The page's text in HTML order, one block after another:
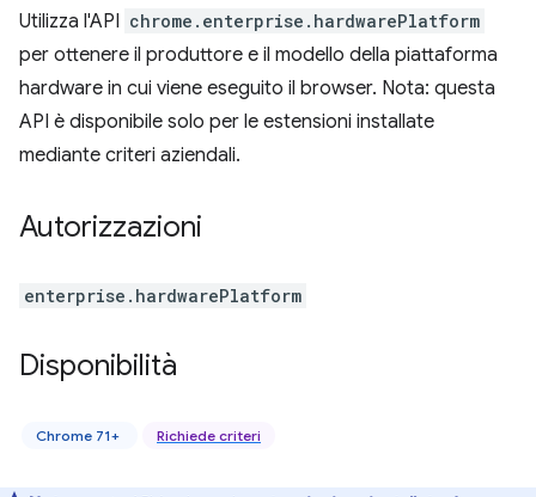
Utilizza l'API chrome.enterprise.hardwarePlatform
per ottenere il produttore e il modello della piattaforma
hardware in cui viene eseguito il browser. Nota: questa
API è disponibile solo per le estensioni installate
mediante criteri aziendali.
Autorizzazioni
enterprise.hardwarePlatform
Disponibilità
Chrome 71+ Richiede criteri